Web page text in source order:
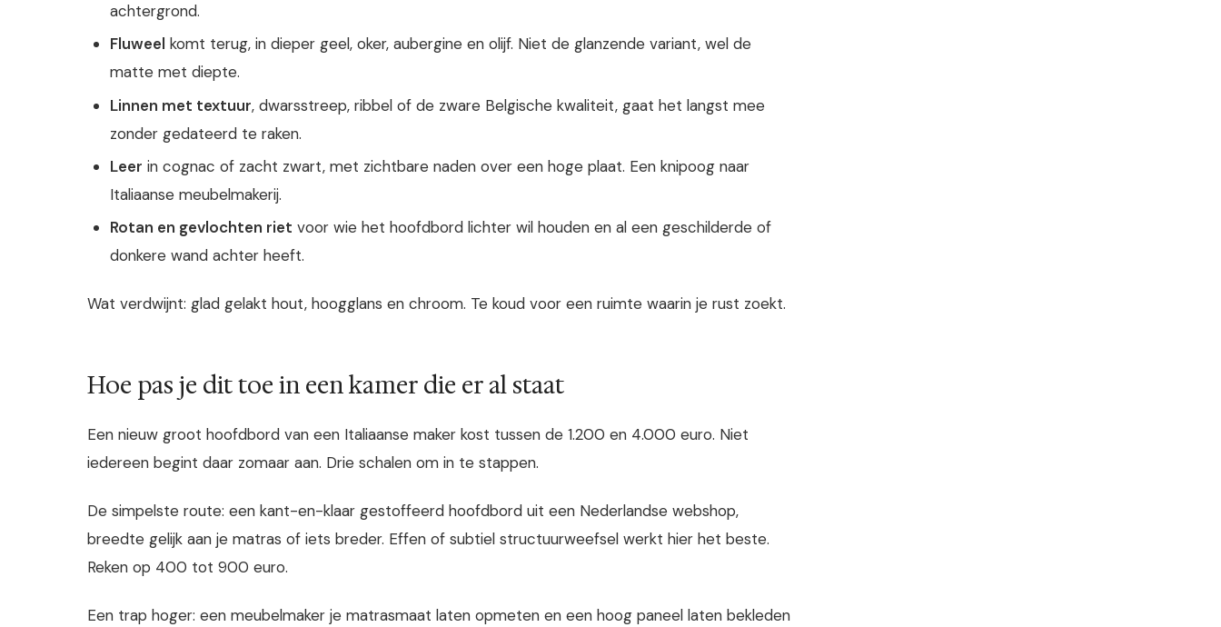
achtergrond.
Fluweel komt terug, in dieper geel, oker, aubergine en olijf. Niet de glanzende variant, wel de
matte met diepte.
Linnen met textuur, dwarsstreep, ribbel of de zware Belgische kwaliteit, gaat het langst mee
zonder gedateerd te raken.
Leer in cognac of zacht zwart, met zichtbare naden over een hoge plaat. Een knipoog naar
Italiaanse meubelmakerij.
Rotan en gevlochten riet voor wie het hoofdbord lichter wil houden en al een geschilderde of
donkere wand achter heeft.
Wat verdwijnt: glad gelakt hout, hoogglans en chroom. Te koud voor een ruimte waarin je rust zoekt.
Hoe pas je dit toe in een kamer die er al staat
Een nieuw groot hoofdbord van een Italiaanse maker kost tussen de 1.200 en 4.000 euro. Niet
iedereen begint daar zomaar aan. Drie schalen om in te stappen.
De simpelste route: een kant-en-klaar gestoffeerd hoofdbord uit een Nederlandse webshop,
breedte gelijk aan je matras of iets breder. Effen of subtiel structuurweefsel werkt hier het beste.
Reken op 400 tot 900 euro.
Een trap hoger: een meubelmaker je matrasmaat laten opmeten en een hoog paneel laten bekleden